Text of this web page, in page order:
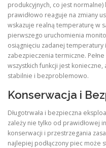
produkcyjnych, co jest
prawidłowo reaguje na zmiany
wskazuje realną temperaturę w
pierwszego uruchomienia
osiągnięciu zadanej temperatury
zabezpieczenia termiczne.
wszystkich funkcji jest konieczne,
stabilnie i bezproblemowo.
Konserwacja i
Długotrwała i bezpieczna
zależy nie tylko od prawidłowej
konserwacji i przestrzegania
najlepiej podłączony piec może